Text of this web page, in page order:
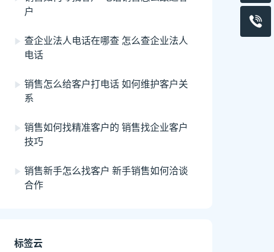
户
查企业法人电话在哪查 怎么查企业法人
电话
销售怎么给客户打电话 如何维护客户关
系
销售如何找精准客户的 销售找企业客户
技巧
销售新手怎么找客户 新手销售如何洽谈
合作
标签云